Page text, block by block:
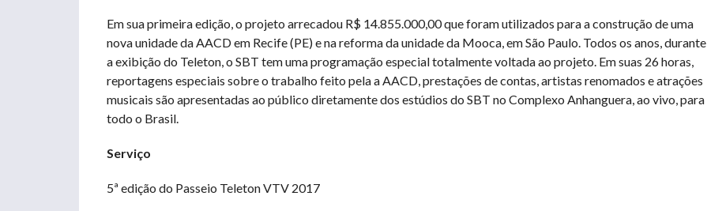
Em sua primeira edição, o projeto arrecadou R$ 14.855.000,00 que foram utilizados para a construção de uma
nova unidade da AACD em Recife (PE) e na reforma da unidade da Mooca, em São Paulo. Todos os anos, durante
a exibição do Teleton, o SBT tem uma programação especial totalmente voltada ao projeto. Em suas 26 horas,
reportagens especiais sobre o trabalho feito pela a AACD, prestações de contas, artistas renomados e atrações
musicais são apresentadas ao público diretamente dos estúdios do SBT no Complexo Anhanguera, ao vivo, para
todo o Brasil.
Serviço
5ª edição do Passeio Teleton VTV 2017